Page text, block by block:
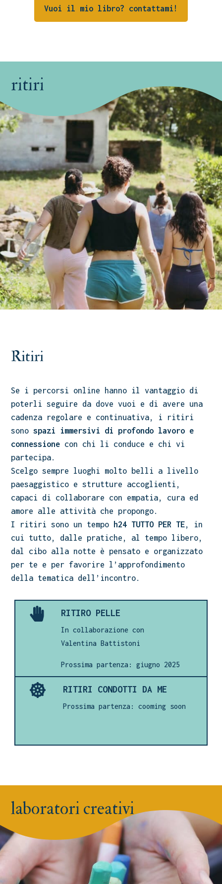
Vuoi il mio libro? contattami!
ritiri
Ritiri
Se i percorsi online hanno il vantaggio di
poterli seguire da dove vuoi e di avere una
cadenza regolare e continuativa, i ritiri
sonospazi immersivi di profondo lavoro e
connessione con chi li conduce e chi vi
partecipa.
Scelgo sempre luoghi molto belli a livello
paesaggistico e strutture accoglienti,
capaci di collaborare con empatia, cura ed
amore alle attività che propongo.
I ritiri sono un tempo
h24 TUTTO PER TE, in
cui tutto, dalle pratiche, al tempo libero,
dal cibo alla notte è pensato e organizzato
per te e per favorire l’approfondimento
della tematica dell’incontro.
 RITIRO PELLE
In collaborazione con
Valentina Battistoni
Prossima partenza: giugno 2025
 RITIRI CONDOTTI DA ME
Prossima partenza: cooming soon
laboratori creativi